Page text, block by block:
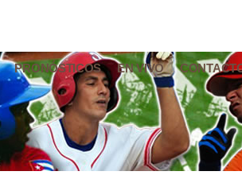
PRONÓSTICOS EN VIVO